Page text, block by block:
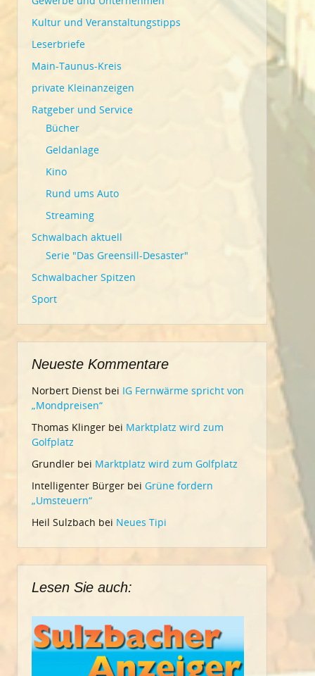
Kultur und Veranstaltungstipps
Leserbriefe
Main-Taunus-Kreis
private Kleinanzeigen
Ratgeber und Service
Bücher
Geldanlage
Kino
Rund ums Auto
Streaming
Schwalbach aktuell
Serie "Das Greensill-Desaster"
Schwalbacher Spitzen
Sport
Neueste Kommentare
Norbert Dienst bei IG Fernwärme spricht von
„Mondpreisen“
Thomas Klinger bei Marktplatz wird zum
Golfplatz
Grundler bei Marktplatz wird zum Golfplatz
Intelligenter Bürger bei Grüne fordern
„Umsteuern“
Heil Sulzbach bei Neues Tipi
Lesen Sie auch: